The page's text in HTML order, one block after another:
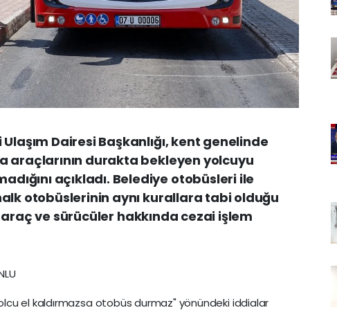
Dairesi Başkanlığı, kent genelinde
araçlarının durakta bekleyen yolcuyu
açıkladı. Belediye otobüsleri ile
otobüslerinin aynı kurallara tabi olduğu
ve sürücüler hakkında cezai işlem
el kaldırmazsa otobüs durmaz" yönündeki iddialar